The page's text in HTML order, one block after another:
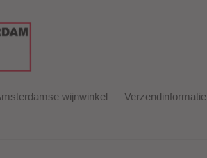
wijnwinkel Verzendinformatie